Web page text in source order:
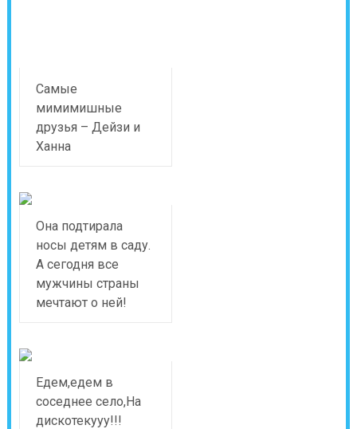
Самые
мимимишные
друзья – Дейзи и
Ханна
Она подтирала
носы детям в саду.
А сегодня все
мужчины страны
мечтают о ней!
Едем,едем в
соседнее село,На
дискотекууу!!!